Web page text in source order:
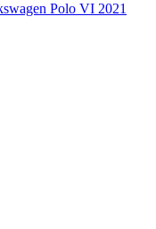
Polo VI 2021